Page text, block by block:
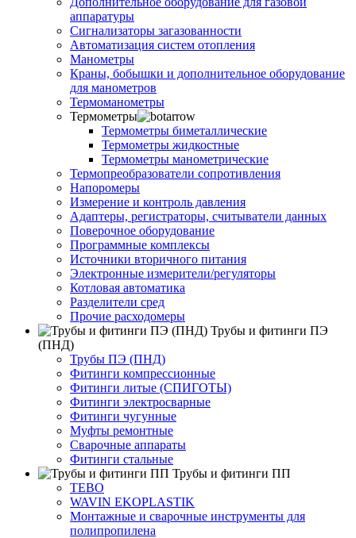
аппаратуры
Сигнализаторы загазованности
Автоматизация систем отопления
Манометры
Краны, бобышки и дополнительное оборудование
для манометров
Термоманометры
Термометры
Термометры биметаллические
Термометры жидкостные
Термометры манометрические
Термопреобразователи сопротивления
Напоромеры
Измерение и контроль давления
Адаптеры, регистраторы, считыватели данных
Поверочное оборудование
Программные комплексы
Источники вторичного питания
Электронные измерители/регуляторы
Котловая автоматика
Разделители сред
Прочие расходомеры
Трубы и фитинги ПЭ
(ПНД)
Трубы ПЭ (ПНД)
Фитинги компрессионные
Фитинги литые (СПИГОТЫ)
Фитинги электросварные
Фитинги чугунные
Муфты ремонтные
Сварочные аппараты
Фитинги стальные
Трубы и фитинги ПП
TEBO
WAVIN EKOPLASTIK
Монтажные и сварочные инструменты для
полипропилена